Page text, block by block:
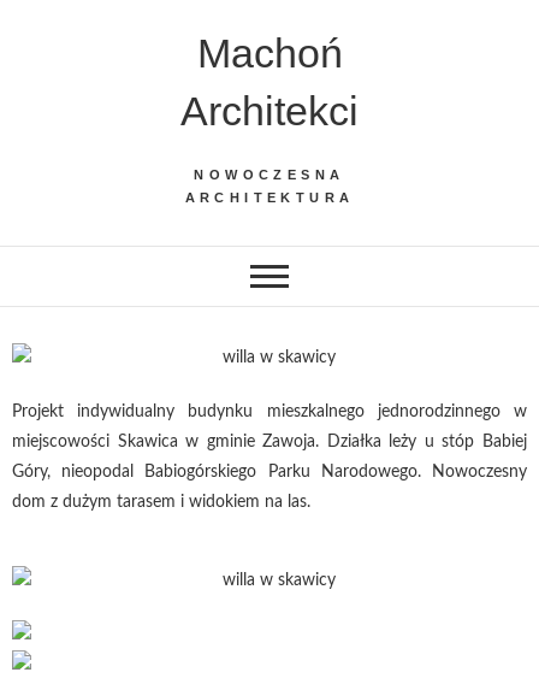
Machoń
Architekci
NOWOCZESNA
ARCHITEKTURA
Projekt indywidualny budynku mieszkalnego jednorodzinnego w
miejscowości Skawica w gminie Zawoja. Działka leży u stóp Babiej
Góry, nieopodal Babiogórskiego Parku Narodowego. Nowoczesny
dom z dużym tarasem i widokiem na las.